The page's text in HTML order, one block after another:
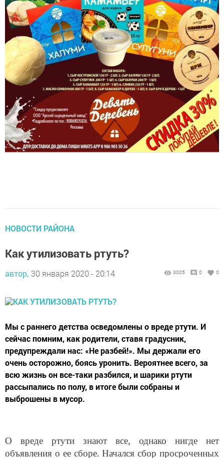
НОВОСТИ РАЙОНА
Как утилизовать ртуть?
автор, 30 января 2020 - 20:14 3005 0 0
Мы с раннего детства осведомлены о вреде ртути. И
сейчас помним, как родители, ставя градусник,
предупреждали нас: «Не разбей!». Мы держали его
очень осторожно, боясь уронить. Вероятнее всего, за
всю жизнь он все-таки разбился, и шарики ртути
рассыпались по полу, в итоге были собраны и
выброшены в мусор.
О вреде ртути знают все, однако нигде нет
объявления о ее сборе. Начался сбор просроченных